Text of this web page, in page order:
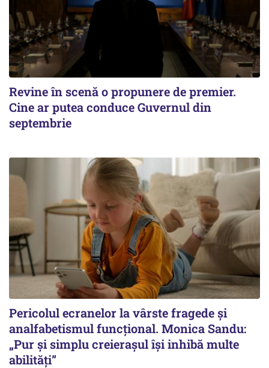
Revine în scenă o propunere de premier.
Cine ar putea conduce Guvernul din
septembrie
Pericolul ecranelor la vârste fragede și
analfabetismul funcțional. Monica Sandu:
„Pur și simplu creierașul își inhibă multe
abilități”